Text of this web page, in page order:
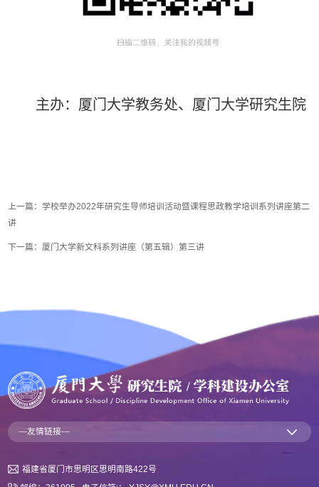
主办：厦门大学教务处、 厦门大学研究生院
上一篇：学校举办2022年研究生导师培训活动暨课程思政教学培训系列讲座第二
讲
下一篇：厦门大学新文科系列讲座（第五辑）第三讲
---友情链接---
福建省厦门市思明区思明南路422号